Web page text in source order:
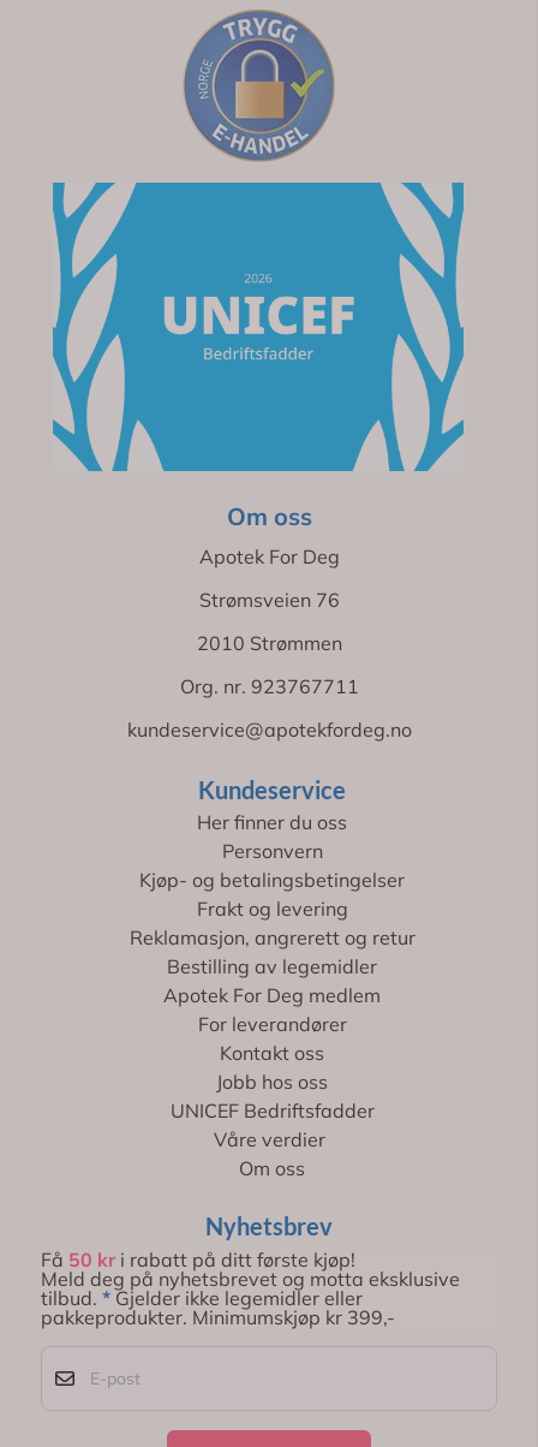
Om oss
Apotek For Deg
Strømsveien 76
2010 Strømmen
Org. nr. 923767711
kundeservice@apotekfordeg.no
Kundeservice
Her finner du oss
Personvern
Kjøp- og betalingsbetingelser
Frakt og levering
Reklamasjon, angrerett og retur
Bestilling av legemidler
Apotek For Deg medlem
For leverandører
Kontakt oss
Jobb hos oss
UNICEF Bedriftsfadder
Våre verdier
Om oss
Nyhetsbrev
Få 50 kri rabatt på ditt første kjøp!
Meld deg på nyhetsbrevet og motta eksklusive
tilbud. * Gjelder ikke legemidler eller
pakkeprodukter. Minimumskjøp kr 399,-